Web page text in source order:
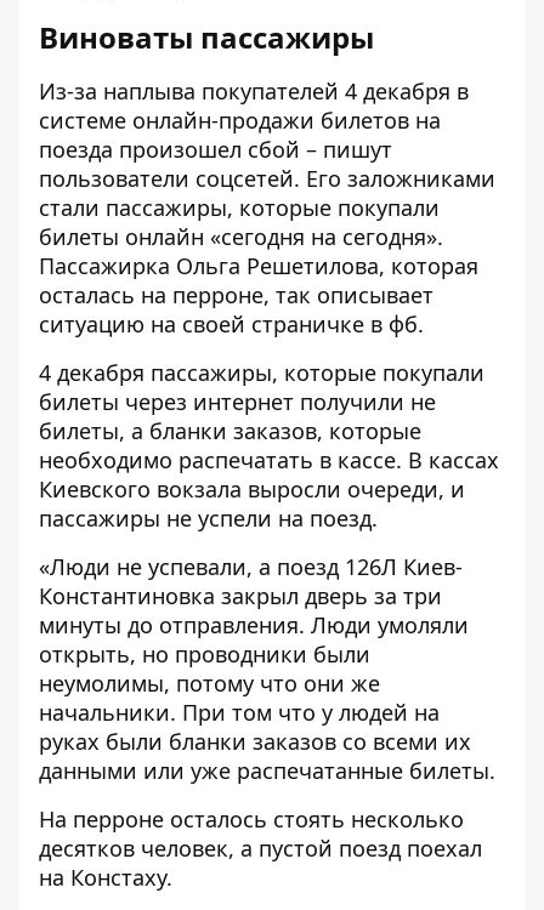
Виноваты пассажиры
Из-за наплыва покупателей 4 декабря в
системе онлайн-продажи билетов на
поезда произошел сбой – пишут
пользователи соцсетей. Его заложниками
стали пассажиры, которые покупали
билеты онлайн «сегодня на сегодня».
Пассажирка Ольга Решетилова, которая
осталась на перроне, так описывает
ситуацию на своей страничке в фб.
4 декабря пассажиры, которые покупали
билеты через интернет получили не
билеты, а бланки заказов, которые
необходимо распечатать в кассе. В кассах
Киевского вокзала выросли очереди, и
пассажиры не успели на поезд.
«Люди не успевали, а поезд 126Л Киев-
Константиновка закрыл дверь за три
минуты до отправления. Люди умоляли
открыть, но проводники были
неумолимы, потому что они же
начальники. При том что у людей на
руках были бланки заказов со всеми их
данными или уже распечатанные билеты.
На перроне осталось стоять несколько
десятков человек, а пустой поезд поехал
на Констаху.